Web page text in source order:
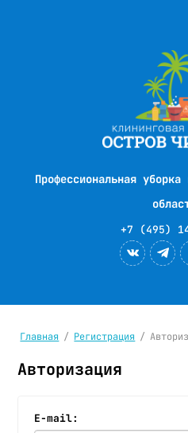
Профессиональная
+7 (495)
Главная / Регистрация /
Авторизация
E-mail: